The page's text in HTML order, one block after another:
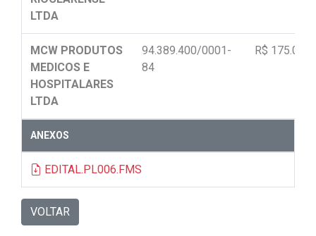
LTDA
MCW PRODUTOS
MEDICOS E
HOSPITALARES
LTDA
94.389.400/0001-
84
R$
ANEXOS
EDITAL.PL006.FMS
VOLTAR